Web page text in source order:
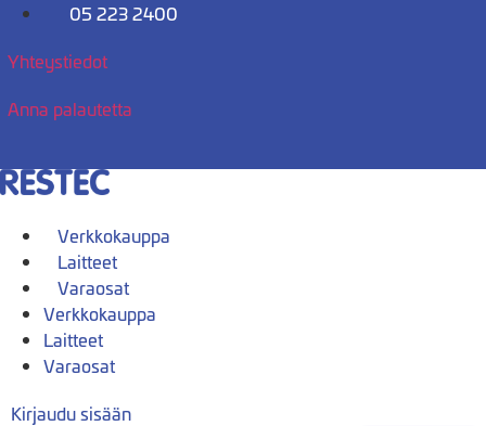
Mene
05 223 2400
Yhteystiedot
Anna palautetta
Verkkokauppa
Laitteet
Varaosat
Verkkokauppa
Laitteet
Varaosat
Kirjaudu sisään